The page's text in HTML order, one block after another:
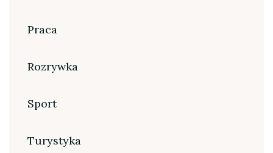
Praca
Rozrywka
Sport
Turystyka